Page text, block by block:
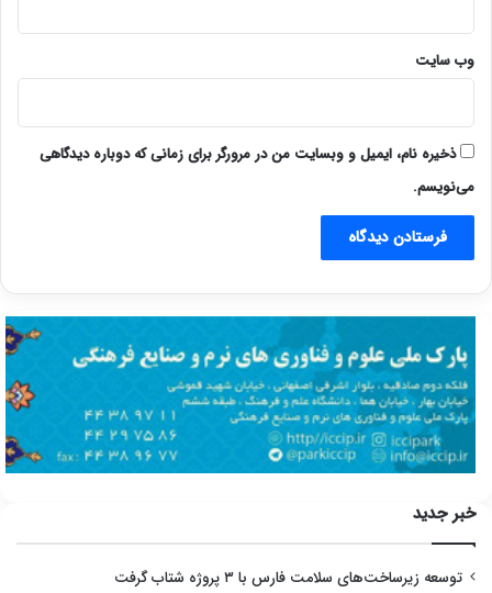
وب‌ سایت
ذخیره نام، ایمیل و وبسایت من در مرورگر برای زمانی که دوباره دیدگاهی
می‌نویسم.
خبر جدید
توسعه زیرساخت‌های سلامت فارس با ۳ پروژه شتاب گرفت